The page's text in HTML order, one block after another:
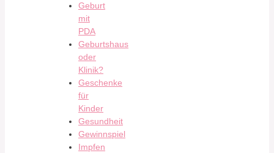
Geburt
mit
PDA
Geburtshaus
oder
Klinik?
Geschenke
für
Kinder
Gesundheit
Gewinnspiel
Impfen